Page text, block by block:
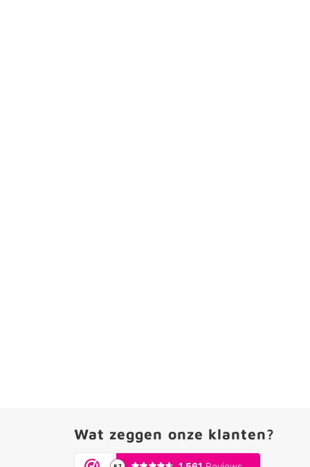
Wat zeggen onze klanten?